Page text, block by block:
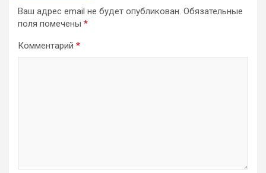
Ваш адрес email не будет опубликован. Обязательные
поля помечены *
Комментарий *